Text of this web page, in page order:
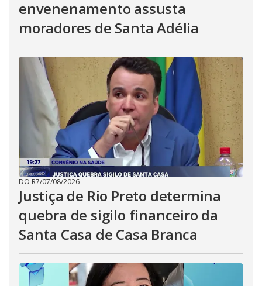
envenenamento assusta
moradores de Santa Adélia
DO R7/07/08/2026
Justiça de Rio Preto determina
quebra de sigilo financeiro da
Santa Casa de Casa Branca